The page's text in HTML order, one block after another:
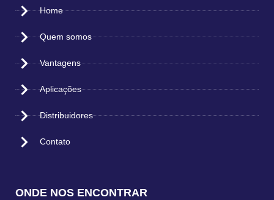
Home
Quem somos
Vantagens
Aplicações
Distribuidores
Contato
ONDE NOS ENCONTRAR